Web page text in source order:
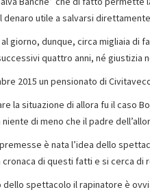
denaro utile a salvarsi
giorno, dunque, circa migliaia di
quattro anni, né giustizia
2015 un pensionato di
la situazione di allora fu il caso
niente di meno che il padre
è nata l’idea dello
cronaca di questi fatti e si cerca
dello spettacolo il rapinatore è